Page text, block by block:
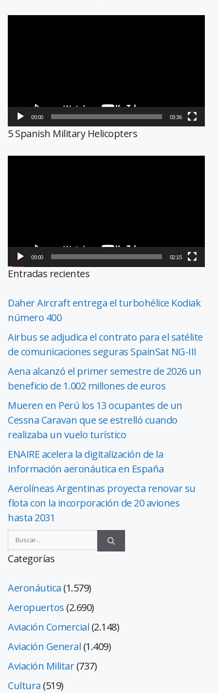
00:00 03:36
5 Spanish Military Helicopters
00:00 02:15
Entradas recientes
Daher Aircraft entrega el turbohélice Kodiak
número 400
Airbus se adjudica el contrato para el satélite
de comunicaciones seguras SpainSat NG-III
Aena alcanzó el primer semestre de 2026 un
beneficio de 1.002 millones de euros
Mueren en Perú los 13 ocupantes de un
Cessna Caravan que se estrelló cuando
realizaba un vuelo turístico
ENAIRE acelera la digitalización de la
información aeronáutica en España
Aerolíneas Argentinas proyecta renovar su
flota con la incorporación de 20 aviones
hasta 2031
Categorías
Aeronáutica (1.579)
Aeropuertos (2.690)
Aviación Comercial (2.148)
Aviación General (1.409)
Aviación Militar(737)
Cultura (519)